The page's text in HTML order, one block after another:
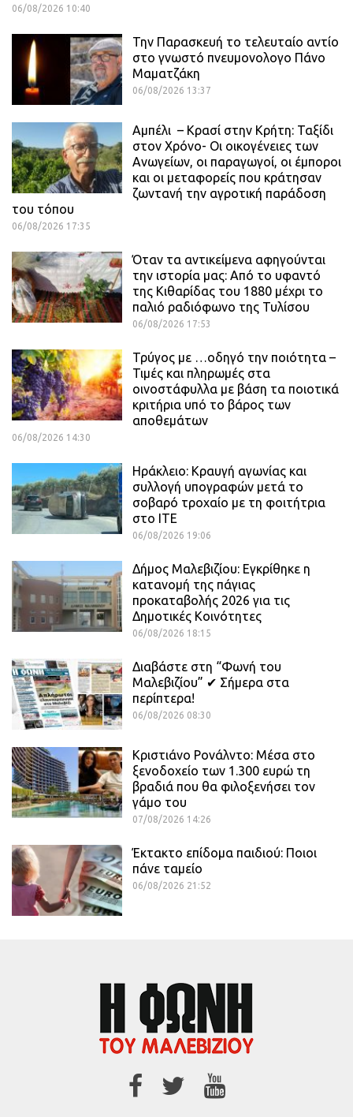
06/08/2026 10:40
Την Παρασκευή το τελευταίο αντίο
στο γνωστό πνευμονολογο Πάνο
Μαματζάκη
06/08/2026 13:37
Αμπέλι – Κρασί στην Κρήτη: Ταξίδι
στον Χρόνο- Οι οικογένειες των
Ανωγείων, οι παραγωγοί, οι έμποροι
και οι μεταφορείς που κράτησαν
ζωντανή την αγροτική παράδοση
του τόπου
06/08/2026 17:35
Όταν τα αντικείμενα αφηγούνται
την ιστορία μας: Από το υφαντό
της Κιθαρίδας του 1880 μέχρι το
παλιό ραδιόφωνο της Τυλίσου
06/08/2026 17:53
Τρύγος με …οδηγό την ποιότητα –
Τιμές και πληρωμές στα
οινοστάφυλλα με βάση τα ποιοτικά
κριτήρια υπό το βάρος των
αποθεμάτων
06/08/2026 14:30
Ηράκλειο: Κραυγή αγωνίας και
συλλογή υπογραφών μετά το
σοβαρό τροχαίο με τη φοιτήτρια
στο ΙΤΕ
06/08/2026 19:06
Δήμος Μαλεβιζίου: Εγκρίθηκε η
κατανομή της πάγιας
προκαταβολής 2026 για τις
Δημοτικές Κοινότητες
06/08/2026 18:15
Διαβάστε στη “Φωνή του
Μαλεβιζίου” ✔ Σήμερα στα
περίπτερα!
06/08/2026 08:30
Κριστιάνο Ρονάλντο: Μέσα στο
ξενοδοχείο των 1.300 ευρώ τη
βραδιά που θα φιλοξενήσει τον
γάμο του
07/08/2026 14:26
Έκτακτο επίδομα παιδιού: Ποιοι
πάνε ταμείο
06/08/2026 21:52